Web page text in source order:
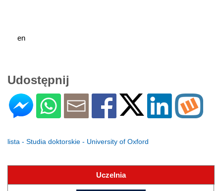
en
Udostępnij
lista - Studia doktorskie - University of Oxford
Uczelnia